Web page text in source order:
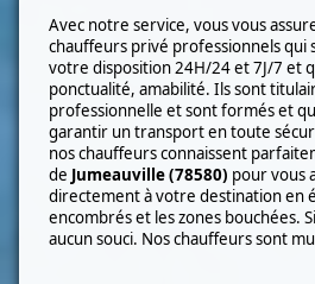
Avec notre service, vous vous
chauffeurs privé professionnels qui
votre disposition 24H/24 et 7J/7 et
ponctualité, amabilité. Ils sont
professionnelle et sont formés et
garantir un transport en toute
nos chauffeurs connaissent
de Jumeauville (78580) pour vous
directement à votre destination en
encombrés et les zones bouchées.
aucun souci. Nos chauffeurs sont